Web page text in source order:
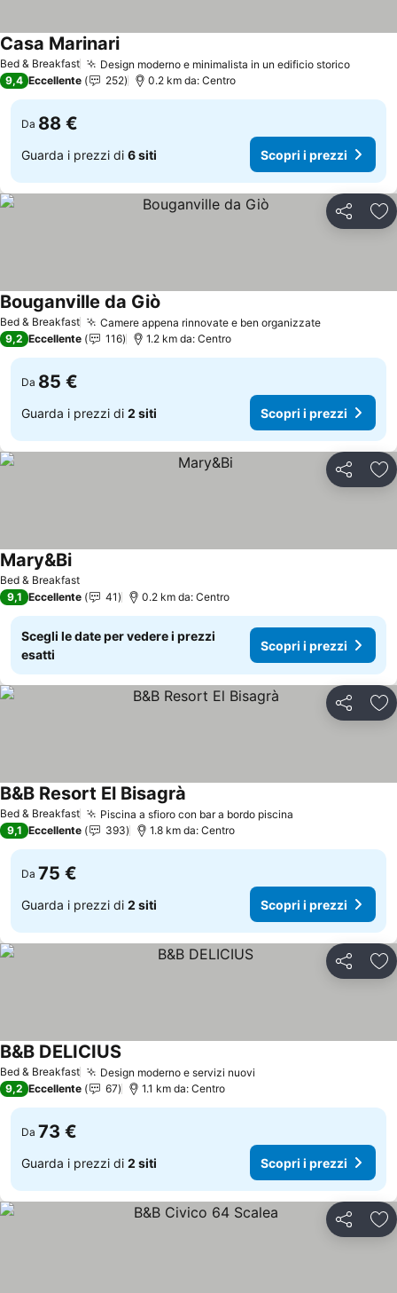
Bed & Breakfast Design moderno e minimalista in un edificio storicoScopri
Casa MarinariScopri i prezzi
9,4 Eccellente 252 0.2 km da: Centro
Da 88 €
Guarda i prezzi di 6 siti Scopri i prezzi
Condividi
Bed & Breakfast Camere appena rinnovate e ben organizzateScopri i
Bouganville da Giò
9,2 Eccellente 116 1.2 km da: Centro
Da 85 €
Guarda i prezzi di 2 siti Scopri i prezzi
Condividi
Bed & Breakfast
Mary&BiScopri i prezzi
9,1 Eccellente 41 0.2 km da: Centro
Scegli le date per vedere i prezzi
esatti
Scopri i prezzi
Condividi
Bed & Breakfast Piscina a sfioro con bar a bordo piscina
B&B Resort El Bisagrà
9,1 Eccellente 393 1.8 km da: Centro
Da 75 €
Guarda i prezzi di 2 siti Scopri i prezzi
Condividi
Bed & Breakfast Design moderno e servizi nuovi
B&B DELICIUS
9,2 Eccellente 67 1.1 km da: Centro
Da 73 €
Guarda i prezzi di 2 siti Scopri i prezzi
Condividi